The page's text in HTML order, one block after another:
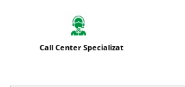
Articole si accesorii pentru baie si
zona sanitara
Articole si accesorii pentru haine si
Call Center Specializat